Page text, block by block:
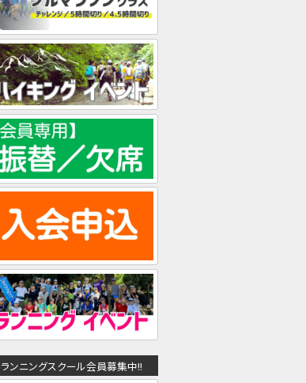
ランニングスクール会員募集中!!